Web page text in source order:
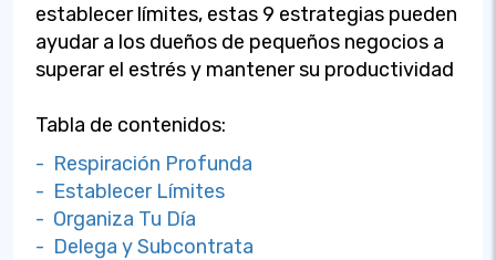
establecer límites, estas 9 estrategias pueden
ayudar a los dueños de pequeños negocios a
superar el estrés y mantener su productividad
Tabla de contenidos:
- Respiración Profunda
- Establecer Límites
- Organiza Tu Día
- Delega y Subcontrata